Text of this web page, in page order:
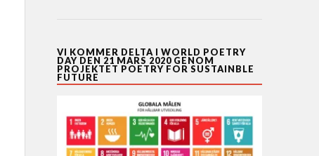
VI KOMMER DELTA I WORLD POETRY
DAY DEN 21 MARS 2020 GENOM
PROJEKTET POETRY FOR SUSTAINBLE
FUTURE